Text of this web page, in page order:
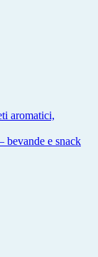
aromatici,
bevande e snack